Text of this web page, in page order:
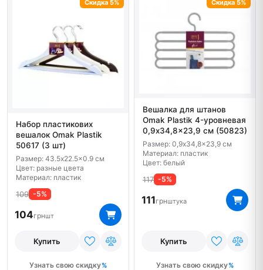
Набор пластикових
вешалок Omak Plastik
50617 (3 шт)
Размер: 43.5x22.5x0.9 см
Цвет: разные цвета
Материал: пластик
109 -5%
104грншт
Купить
Узнать свою скидку
Скидка 5%
Вешалка для штанов
Omak Plastik 4-уровневая
0,9x34,8x23,9 cм (50823)
Размер: 0,9x34,8x23,9 cм
Материал: пластик
Цвет: белый
117 -5%
111грнштука
Купить
Узнать свою скидку
Скидка 5%